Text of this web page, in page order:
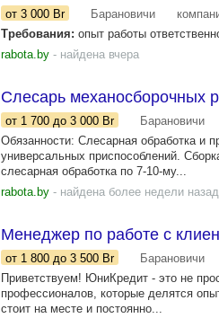
от 3 000 Br Барановичи
Требования: опыт работы
rabota.by - найдена вчера
Слесарь механосборочных
от 1 700 до 3 000 Br Барановичи
Обязанности: Слесарная обработка и
универсальных приспособлений.
слесарная обработка по 7-10-му...
rabota.by - найдена более недели назад
Менеджер по работе с
от 1 800 до 3 500 Br Барановичи
Приветствуем! ЮниКредит - это не
профессионалов, которые делятся
стоит на месте и постоянно...